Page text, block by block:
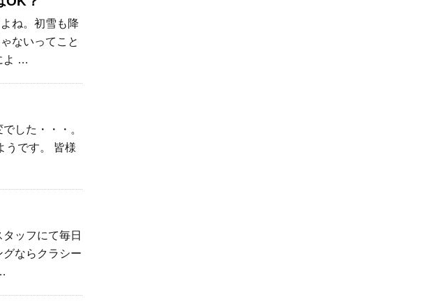
ね。初雪も降
ないってこと
よ …
した・・・。
うです。 皆様
ッフにて毎日
ならクラシー